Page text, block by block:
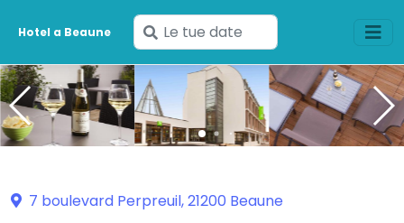
Hotel a Beaune
Inserisci
le
tue
date
7 boulevard Perpreuil, 21200 Beaune